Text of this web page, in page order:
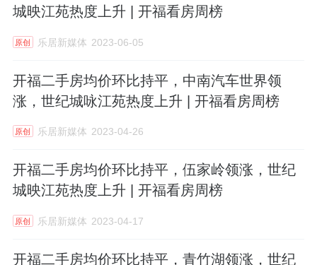
城映江苑热度上升 | 开福看房周榜
原创 乐居新媒体 2023-06-05
开福二手房均价环比持平，中南汽车世界领
涨，世纪城咏江苑热度上升 | 开福看房周榜
原创 乐居新媒体 2023-04-26
开福二手房均价环比持平，伍家岭领涨，世纪
城映江苑热度上升 | 开福看房周榜
原创 乐居新媒体 2023-04-17
开福二手房均价环比持平，青竹湖领涨，世纪